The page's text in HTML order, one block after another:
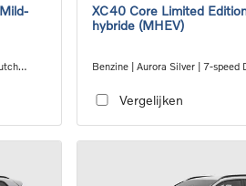
XC40 Core Limited
hybride (MHEV)
Benzine | Aurora Silver | 7-speed
Vergelijken